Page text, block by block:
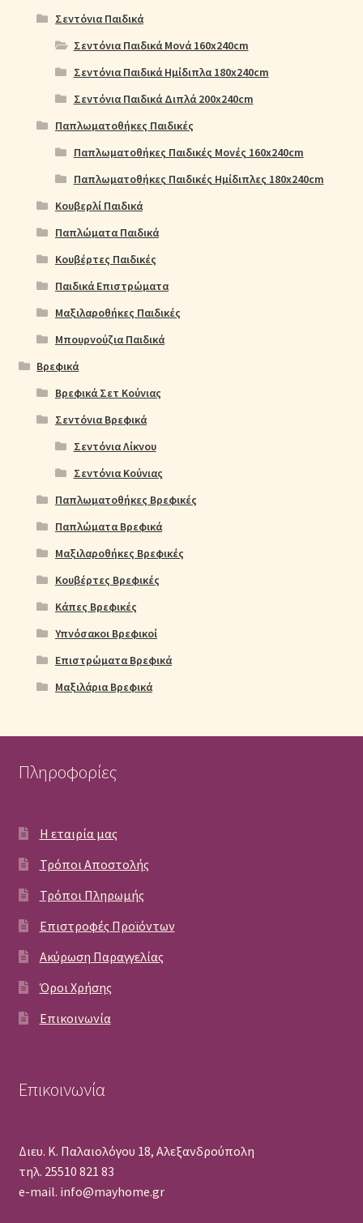
Σεντόνια Παιδικά
Σεντόνια Παιδικά Μονά 160x240cm
Σεντόνια Παιδικά Ημίδιπλα 180x240cm
Σεντόνια Παιδικά Διπλά 200x240cm
Παπλωματοθήκες Παιδικές
Παπλωματοθήκες Παιδικές Μονές 160x240cm
Παπλωματοθήκες Παιδικές Ημίδιπλες 180x240cm
Κουβερλί Παιδικά
Παπλώματα Παιδικά
Κουβέρτες Παιδικές
Παιδικά Επιστρώματα
Μαξιλαροθήκες Παιδικές
Μπουρνούζια Παιδικά
Βρεφικά
Βρεφικά Σετ Κούνιας
Σεντόνια Βρεφικά
Σεντόνια Λίκνου
Σεντόνια Κούνιας
Παπλωματοθήκες Βρεφικές
Παπλώματα Βρεφικά
Μαξιλαροθήκες Βρεφικές
Κουβέρτες Βρεφικές
Κάπες Βρεφικές
Υπνόσακοι Βρεφικοί
Επιστρώματα Βρεφικά
Μαξιλάρια Βρεφικά
Πληροφορίες
Η εταιρία μας
Τρόποι Αποστολής
Τρόποι Πληρωμής
Επιστροφές Προϊόντων
Ακύρωση Παραγγελίας
Όροι Χρήσης
Επικοινωνία
Επικοινωνία
Διευ. Κ. Παλαιολόγου 18, Αλεξανδρούπολη
τηλ. 25510 821 83
e-mail. info@mayhome.gr